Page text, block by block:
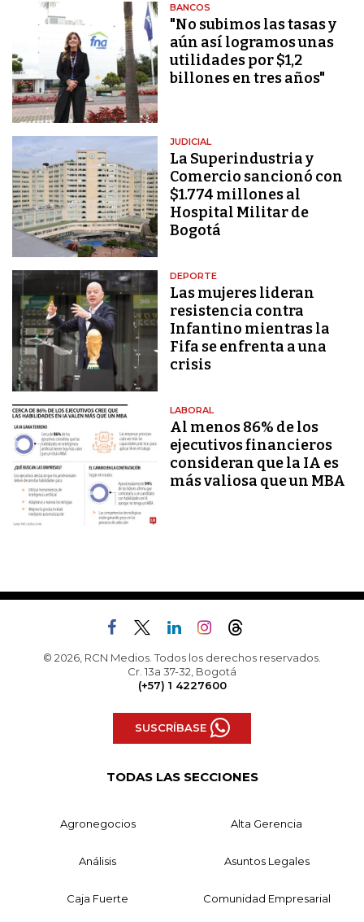
BANCOS
"No subimos las tasas y
aún así logramos unas
utilidades por $1,2
billones en tres años"
JUDICIAL
La Superindustria y
Comercio sancionó con
$1.774 millones al
Hospital Militar de
Bogotá
DEPORTE
Las mujeres lideran
resistencia contra
Infantino mientras la
Fifa se enfrenta a una
crisis
LABORAL
Al menos 86% de los
ejecutivos financieros
consideran que la IA es
más valiosa que un MBA
© 2026, RCN Medios. Todos los derechos reservados.
Cr. 13a 37-32, Bogotá
(+57) 1 4227600
SUSCRÍBASE
TODAS LAS SECCIONES
Agronegocios Alta Gerencia
Análisis Asuntos Legales
Caja Fuerte Comunidad Empresarial